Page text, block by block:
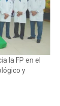
la FP en el
y